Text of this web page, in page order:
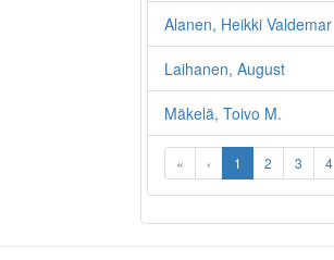
Alanen, Heikki Valdemar
Laihanen, August
Mäkelä, Toivo M.
« ‹ 1 2 3 4